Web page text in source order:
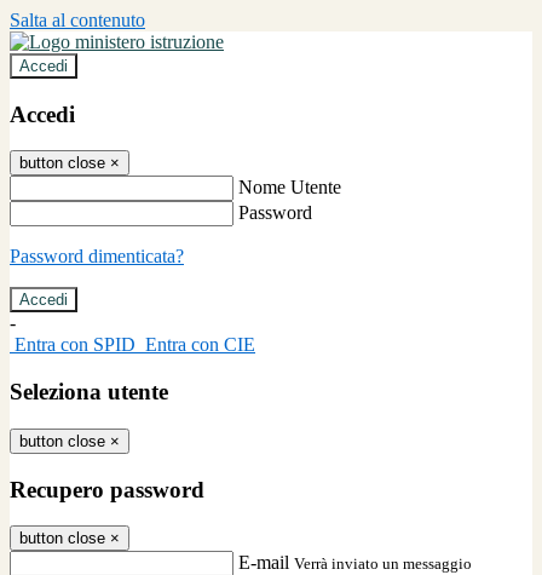
Salta al contenuto
Accedi
Accedi
button close ×
Nome Utente
Password
Password dimenticata?
-
Entra con SPID Entra con CIE
Seleziona utente
button close ×
Recupero password
button close ×
E-mail Verrà inviato un messaggio